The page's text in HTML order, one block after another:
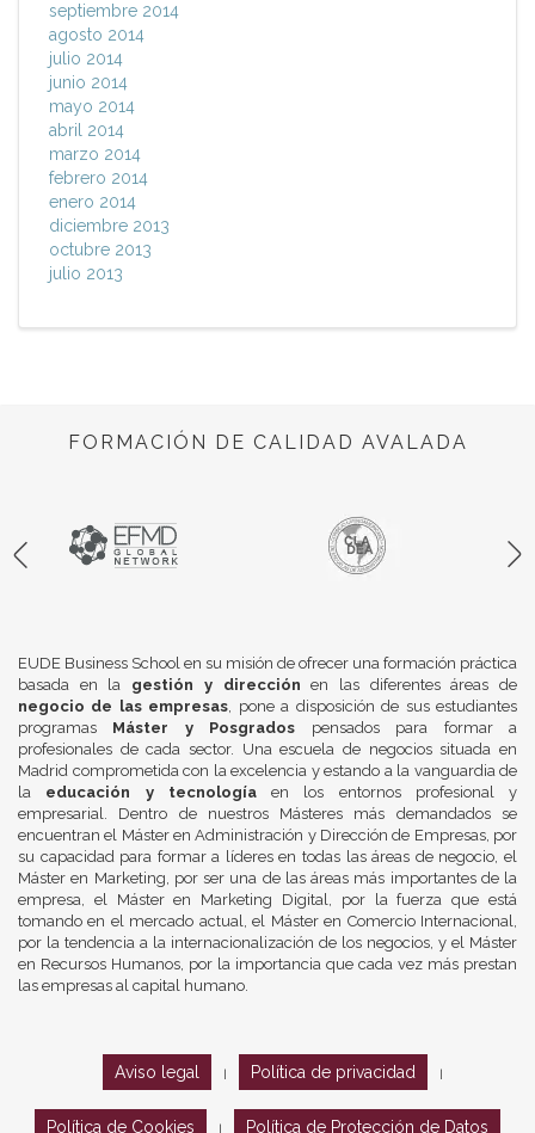
septiembre 2014
agosto 2014
julio 2014
junio 2014
mayo 2014
abril 2014
marzo 2014
febrero 2014
enero 2014
diciembre 2013
octubre 2013
julio 2013
FORMACIÓN DE CALIDAD AVALADA
EUDE Business School en su misión de ofrecer una formación práctica
basada en la gestión y dirección en las diferentes áreas de
negocio de las empresas, pone a disposición de sus estudiantes
programas Máster y Posgrados pensados para formar a
profesionales de cada sector. Una escuela de negocios situada en
Madrid comprometida con la excelencia y estando a la vanguardia de
la educación y tecnologíaen los entornos profesional y
empresarial. Dentro de nuestros Másteres más demandados se
encuentran el Máster en Administración y Dirección de Empresas, por
su capacidad para formar a líderes en todas las áreas de negocio, el
Máster en Marketing, por ser una de las áreas más importantes de la
empresa, el Máster en Marketing Digital, por la fuerza que está
tomando en el mercado actual, el Máster en Comercio Internacional,
por la tendencia a la internacionalización de los negocios, y el Máster
en Recursos Humanos, por la importancia que cada vez más prestan
las empresas al capital humano.
Aviso legal Política de privacidad
Política de Cookies Política de Protección de Datos